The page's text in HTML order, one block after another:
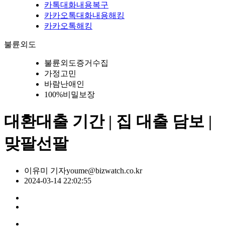
카톡대화내용복구
카카오톡대화내용해킹
카카오톡해킹
불륜외도
불륜외도증거수집
가정고민
바람난애인
100%비밀보장
대환대출 기간 | 집 대출 담보 |
맞팔선팔
이유미 기자youme@bizwatch.co.kr
2024-03-14 22:02:55